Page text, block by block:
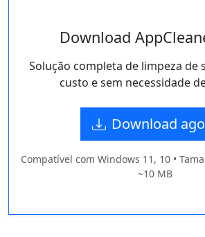
Download
Solução completa de limpeza de
custo e sem necessidade
Download
Compatível com Windows 11, 10 •
~10 MB